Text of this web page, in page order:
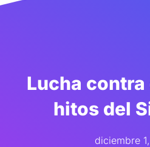
Lucha contra
hitos del
diciembre